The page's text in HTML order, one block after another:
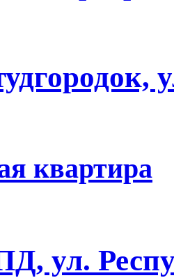
квартира
ул.